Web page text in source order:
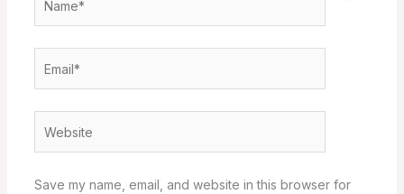
Save my name, email, and website in this browser for